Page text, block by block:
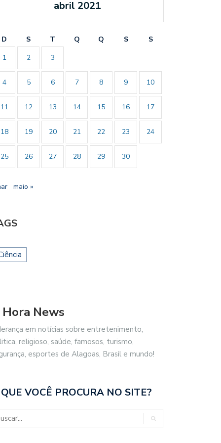
abril 2021
D S T Q Q S
S
1
2 3
4 5 6 7 8 9 10
11 12 13 14 15 16 17
18 19 20 21 22 23 24
25 26 27 28 29 30
maio »
News
em notícias sobre entretenimento,
religioso, saúde, famosos, turismo,
esportes de Alagoas, Brasil e mundo!
VOCÊ PROCURA NO SITE?